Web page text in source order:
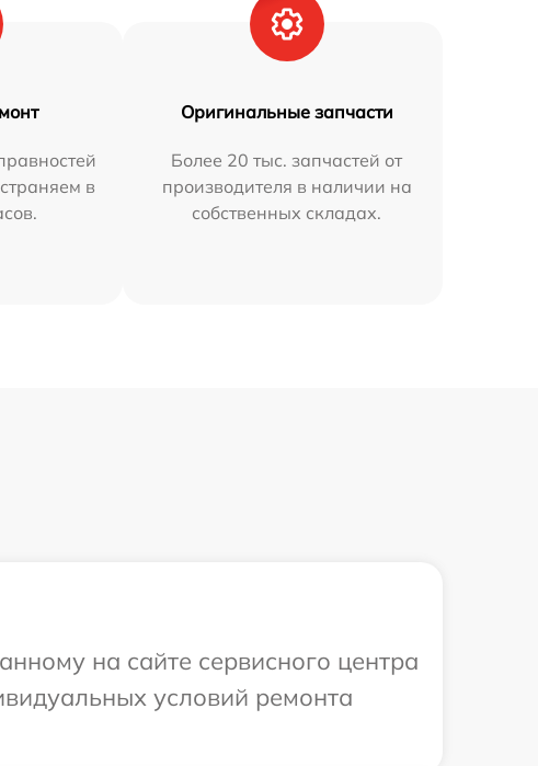
в
Оригинальные запчасти
Более 20 тыс. запчастей от
производителя в наличии на
собственных складах.
на сайте сервисного центра
условий ремонта